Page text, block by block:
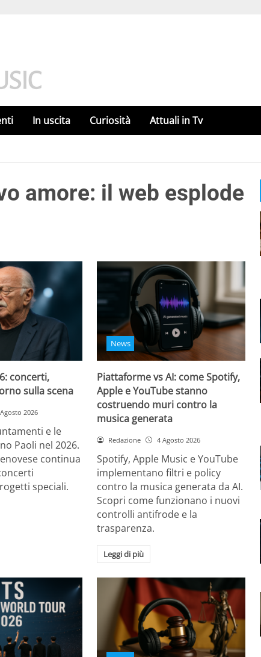
In uscita Curiosità Attuali in Tv
amore: il web esplode
concerti,
sulla scena
2026
e le
Paoli nel 2026.
continua
speciali.
News
Piattaforme vs AI: come Spotify,
Apple e YouTube stanno
costruendo muri contro la
musica generata
Redazione 4 Agosto 2026
Spotify, Apple Music e YouTube
implementano filtri e policy
contro la musica generata da AI.
Scopri come funzionano i nuovi
controlli antifrode e la
trasparenza.
Leggi di più